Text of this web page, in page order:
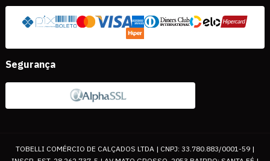
Segurança
TOBELLI COMÉRCIO DE CALÇADOS LTDA | CNPJ: 33.780.883/0001-59 |